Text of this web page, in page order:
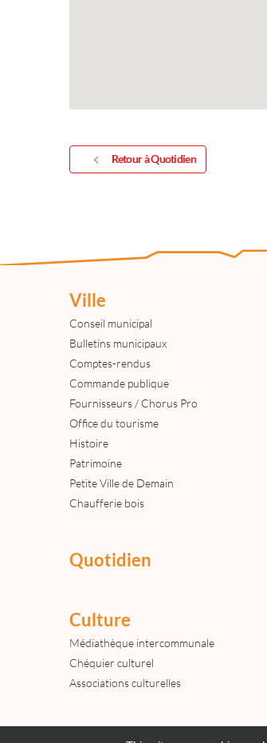
Retour à Quotidien
Ville
Conseil municipal
Bulletins municipaux
Comptes-rendus
Commande publique
Fournisseurs / Chorus Pro
Office du tourisme
Histoire
Patrimoine
Petite Ville de Demain
Chaufferie bois
Quotidien
Culture
Médiathèque intercommunale
Chéquier culturel
Associations culturelles